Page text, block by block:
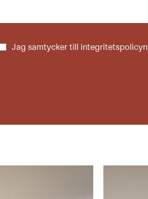
Jag samtycker till integritetspolicyn